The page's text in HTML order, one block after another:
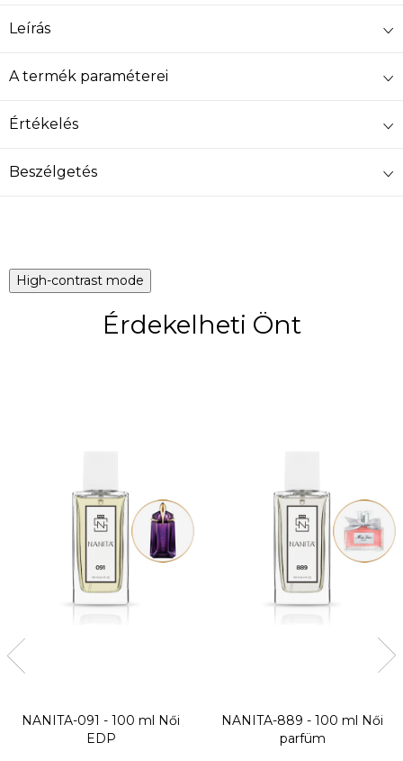
Leírás
A termék paraméterei
Értékelés
Beszélgetés
High-contrast mode
Érdekelheti Önt
NANITA-091 - 100 ml
Női
EDP
NANITA-889 - 100 ml
Női
parfüm